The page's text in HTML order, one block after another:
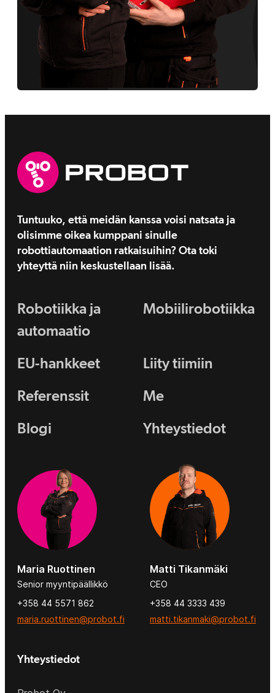
Tuntuuko, että meidän kanssa voisi natsata ja
olisimme oikea kumppani sinulle
robottiautomaation ratkaisuihin? Ota toki
yhteyttä niin keskustellaan lisää.
Robotiikka ja
automaatio
Mobiilirobotiikka
EU-hankkeet
Liity tiimiin
Referenssit
Me
Blogi
Yhteystiedot
Yhteystiedot
Maria Ruottinen
Senior myyntipäällikkö
+358 44 5571 862
maria.ruottinen@probot.fi
Matti Tikanmäki
CEO
+358 44 3333 439
matti.tikanmaki@probot.fi